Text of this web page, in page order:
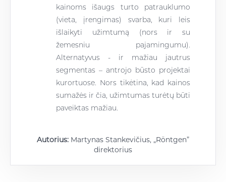
kainoms išaugs turto patrauklumo
(vieta, įrengimas) svarba, kuri leis
išlaikyti užimtumą (nors ir su
žemesniu pajamingumu).
Alternatyvus - ir mažiau jautrus
segmentas – antrojo būsto projektai
kurortuose. Nors tikėtina, kad kainos
sumažės ir čia, užimtumas turėtų būti
paveiktas mažiau.
Autorius: Martynas Stankevičius, „Röntgen”
direktorius